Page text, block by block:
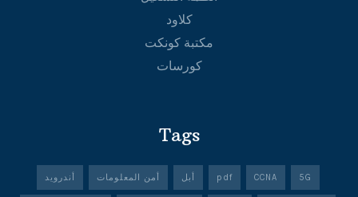
كلاود
مكتبة كونكت
كورسات
Tags
5G
CCNA
pdf أبل أمن المعلومات أندرويد